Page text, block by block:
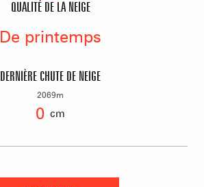
QUALITÉ DE LA NEIGE
De printemps
DERNIÈRE CHUTE DE NEIGE
2069m
0 cm